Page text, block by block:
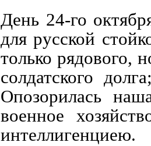
День 24-го
для русской
только рядового,
солдатского
Опозорилась
военное
интеллигенциею.